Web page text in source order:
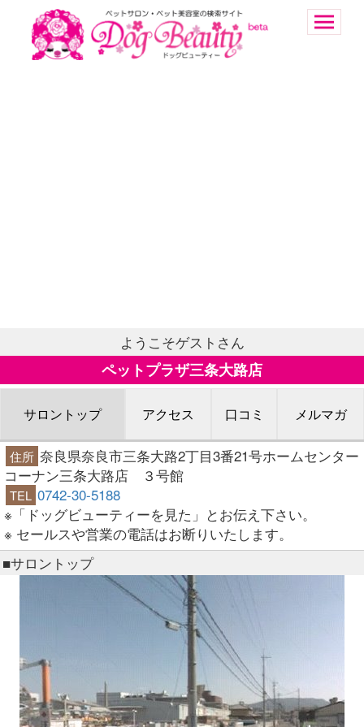
ようこそゲストさん
ペットプラザ三条大路店
サロントップ アクセス 口コミ メルマガ
住所 奈良県奈良市三条大路2丁目3番21号ホームセンター
コーナン三条大路店 ３号館
TEL 0742-30-5188
※「ドッグビューティーを見た」とお伝え下さい。
※ セールスや営業の電話はお断りいたします。
■サロントップ